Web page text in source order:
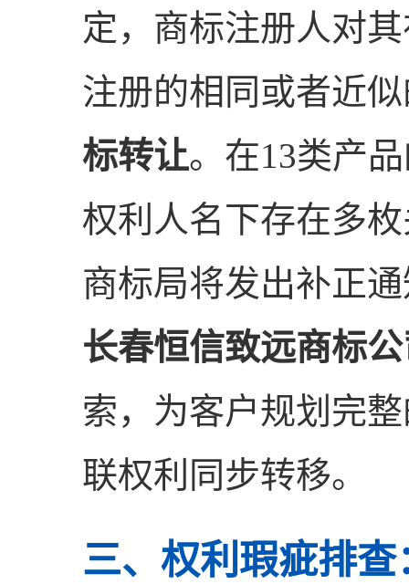
定，商标注册人对
注册的相同或者近
标转让。在13类产
权利人名下存在多
商标局将发出补正
长春恒信致远商标
索，为客户规划完
联权利同步转移。
三、权利瑕疵排